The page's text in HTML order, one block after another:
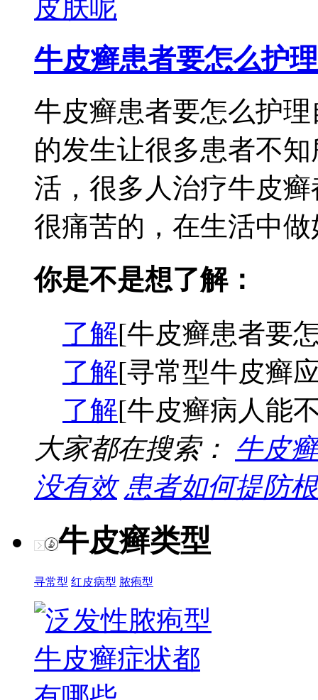
牛皮癣患者要怎么护理
牛皮癣患者要怎么护
的发生让很多患者不
活，很多人治疗牛皮
很痛苦的，在生活中
你是不是想了解：
了解[牛皮癣患者要
了解[寻常型牛皮癣
了解[牛皮癣病人能
大家都在搜索： 牛皮
没有效 患者如何提防
牛皮癣类型
寻常型 红皮病型 脓疱型